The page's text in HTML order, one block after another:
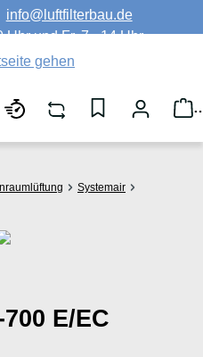
info@luftfilterbau.de
Uhr und Fr. 7 - 14 Uhr
Systemair
E/EC